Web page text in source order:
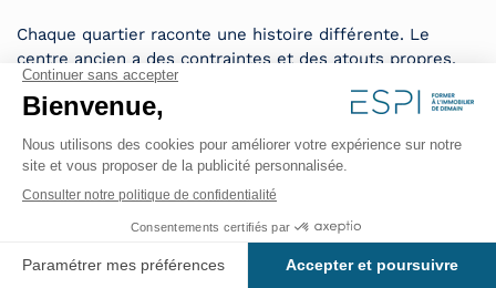
Chaque quartier raconte une histoire différente. Le
centre ancien a des contraintes et des atouts propres.
Les zones récentes ou en transformation ont des
logiques d’usage spécifiques. Cela enrichit la capacité
Les sorties de terrain sont fréquentes et structurées.
Elles permettent d’étudier des cas précis, de comparer
des offres et de comprendre les attentes des occupants.
devient un exercice quotidien. Cela développe une